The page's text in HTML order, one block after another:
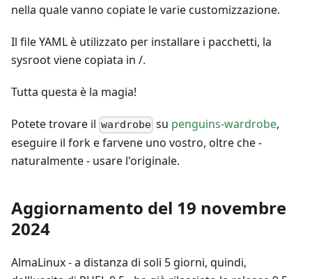
nella quale vanno copiate le varie customizzazione.
Il file YAML è utilizzato per installare i pacchetti, la
sysroot viene copiata in /.
Tutta questa è la magia!
Potete trovare il wardrobe su penguins-wardrobe,
eseguire il fork e farvene uno vostro, oltre che -
naturalmente - usare l'originale.
Aggiornamento del 19 novembre
2024
AlmaLinux - a distanza di soli 5 giorni, quindi,